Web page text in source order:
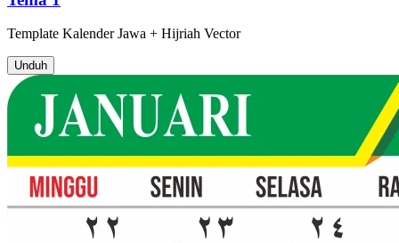
Template Kalender Jawa + Hijriah Vector
Unduh